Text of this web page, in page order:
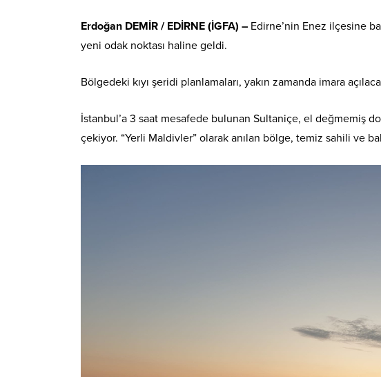
Erdoğan DEMİR / EDİRNE (İGFA) – Edirne’nin Enez ilçesine
yeni odak noktası haline geldi.
Bölgedeki kıyı şeridi planlamaları, yakın zamanda imara
İstanbul’a 3 saat mesafede bulunan Sultaniçe, el değmemiş
çekiyor. “Yerli Maldivler” olarak anılan bölge, temiz sahili ve